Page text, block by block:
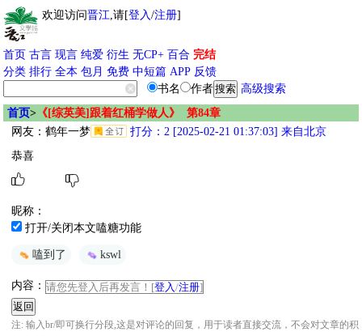
欢迎访问晋江,请[登入/注册]
首页 古言 现言 纯爱 衍生 无CP+ 百合 完结
分类 排行 全本 包月 免费 中短篇 APP 反馈
书名
作者
高级搜索
首页> 《[综英美]跟着红桶学做人》 第84章
网友： 鹤年一梦
打分：2 [2025-02-21 01:37:03] 来自北京
恭喜
昵称：
打开/关闭本文嗑糖功能
嗑到了 kswl
内容： 请您先登入后再发言！[登入/注册]
注: 输入br/即可换行分段,这是对评论的回复，用于读者直接交流，不会对文章的积